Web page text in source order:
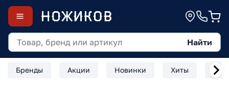
Найти
Бренды Акции Новинки Хиты